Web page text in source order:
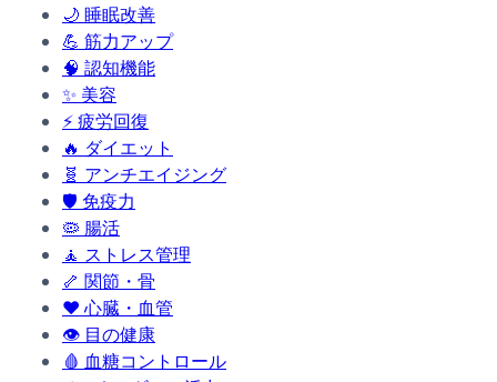
🌙 睡眠改善
💪 筋力アップ
🧠 認知機能
✨ 美容
⚡疲労回復
🔥 ダイエット
🧬 アンチエイジング
🛡️ 免疫力
🦠 腸活
🧘 ストレス管理
🦴 関節・骨
❤️ 心臓・血管
👁️ 目の健康
🩸 血糖コントロール